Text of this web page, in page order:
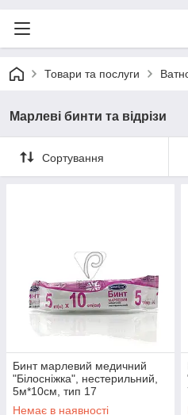
Товари та послуги
Марлеві бинти та відрізи
Сортування
Бинт марлевий медичний
"Білосніжка", нестерильний,
5м*10см, тип 17
Немає в наявності